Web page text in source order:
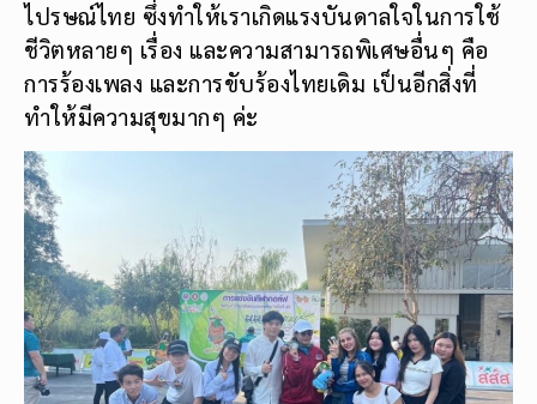
ไปรษณ์ไทย ซึ่งทำให้เราเกิดแรงบันดาลใจในการใช้
ชีวิตหลายๆ เรื่อง และความสามารถพิเศษอื่นๆ คือ
การร้องเพลง และการขับร้องไทยเดิม เป็นอีกสิ่งที่
ทำให้มีความสุขมากๆ ค่ะ